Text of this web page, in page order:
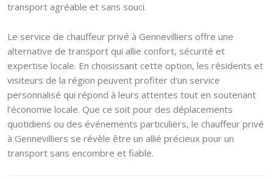
transport agréable et sans souci.
Le service de chauffeur privé à Gennevilliers offre une
alternative de transport qui allie confort, sécurité et
expertise locale. En choisissant cette option, les résidents et
visiteurs de la région peuvent profiter d’un service
personnalisé qui répond à leurs attentes tout en soutenant
l’économie locale. Que ce soit pour des déplacements
quotidiens ou des événements particuliers, le chauffeur privé
à Gennevilliers se révèle être un allié précieux pour un
transport sans encombre et fiable.